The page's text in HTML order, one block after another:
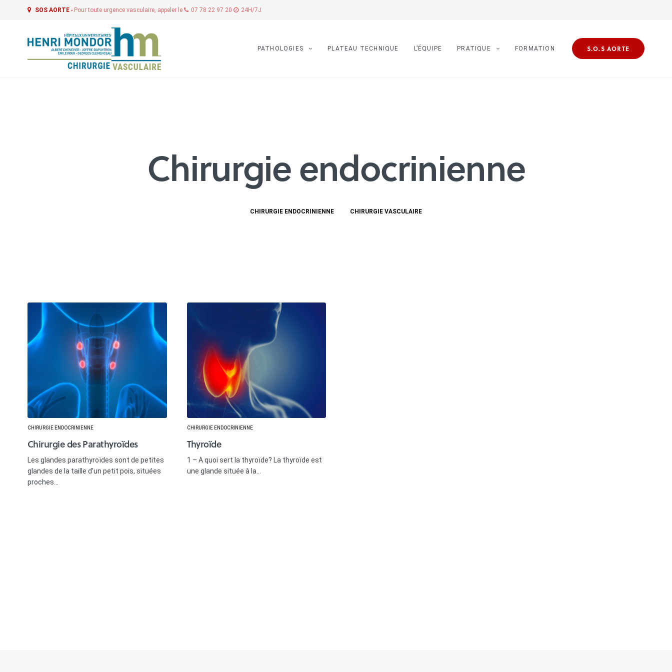
SOS AORTE - Pour toute urgence vasculaire, appeler le 07 78 22 97 20 24H/7J
PATHOLOGIES PLATEAU TECHNIQUE L’ÉQUIPE PRATIQUE FORMATION S.O.S AORTE
Chirurgie endocrinienne
CHIRURGIE ENDOCRINIENNE CHIRURGIE VASCULAIRE
CHIRURGIE ENDOCRINIENNE
Chirurgie des Parathyroïdes
Les glandes parathyroïdes sont de petites
glandes de la taille d’un petit pois, situées
proches…
CHIRURGIE ENDOCRINIENNE
Thyroïde
1 – A quoi sert la thyroïde? La thyroïde est
une glande située à la…